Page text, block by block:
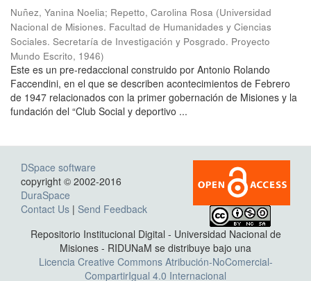
Nuñez, Yanina Noelia; Repetto, Carolina Rosa (Universidad
Nacional de Misiones. Facultad de Humanidades y Ciencias
Sociales. Secretaría de Investigación y Posgrado. Proyecto
Mundo Escrito, 1946)
Este es un pre-redaccional construido por Antonio Rolando
Faccendini, en el que se describen acontecimientos de Febrero
de 1947 relacionados con la primer gobernación de Misiones y la
fundación del “Club Social y deportivo ...
DSpace software
copyright © 2002-2016
DuraSpace
Contact Us | Send Feedback
Repositorio Institucional Digital - Universidad Nacional de
Misiones - RIDUNaM se distribuye bajo una
Licencia Creative Commons Atribución-NoComercial-
CompartirIgual 4.0 Internacional